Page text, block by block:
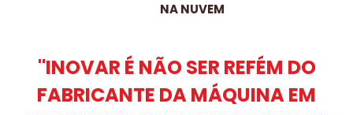
NA NUVEM
"INOVAR É NÃO SER REFÉM DO
FABRICANTE DA MÁQUINA EM